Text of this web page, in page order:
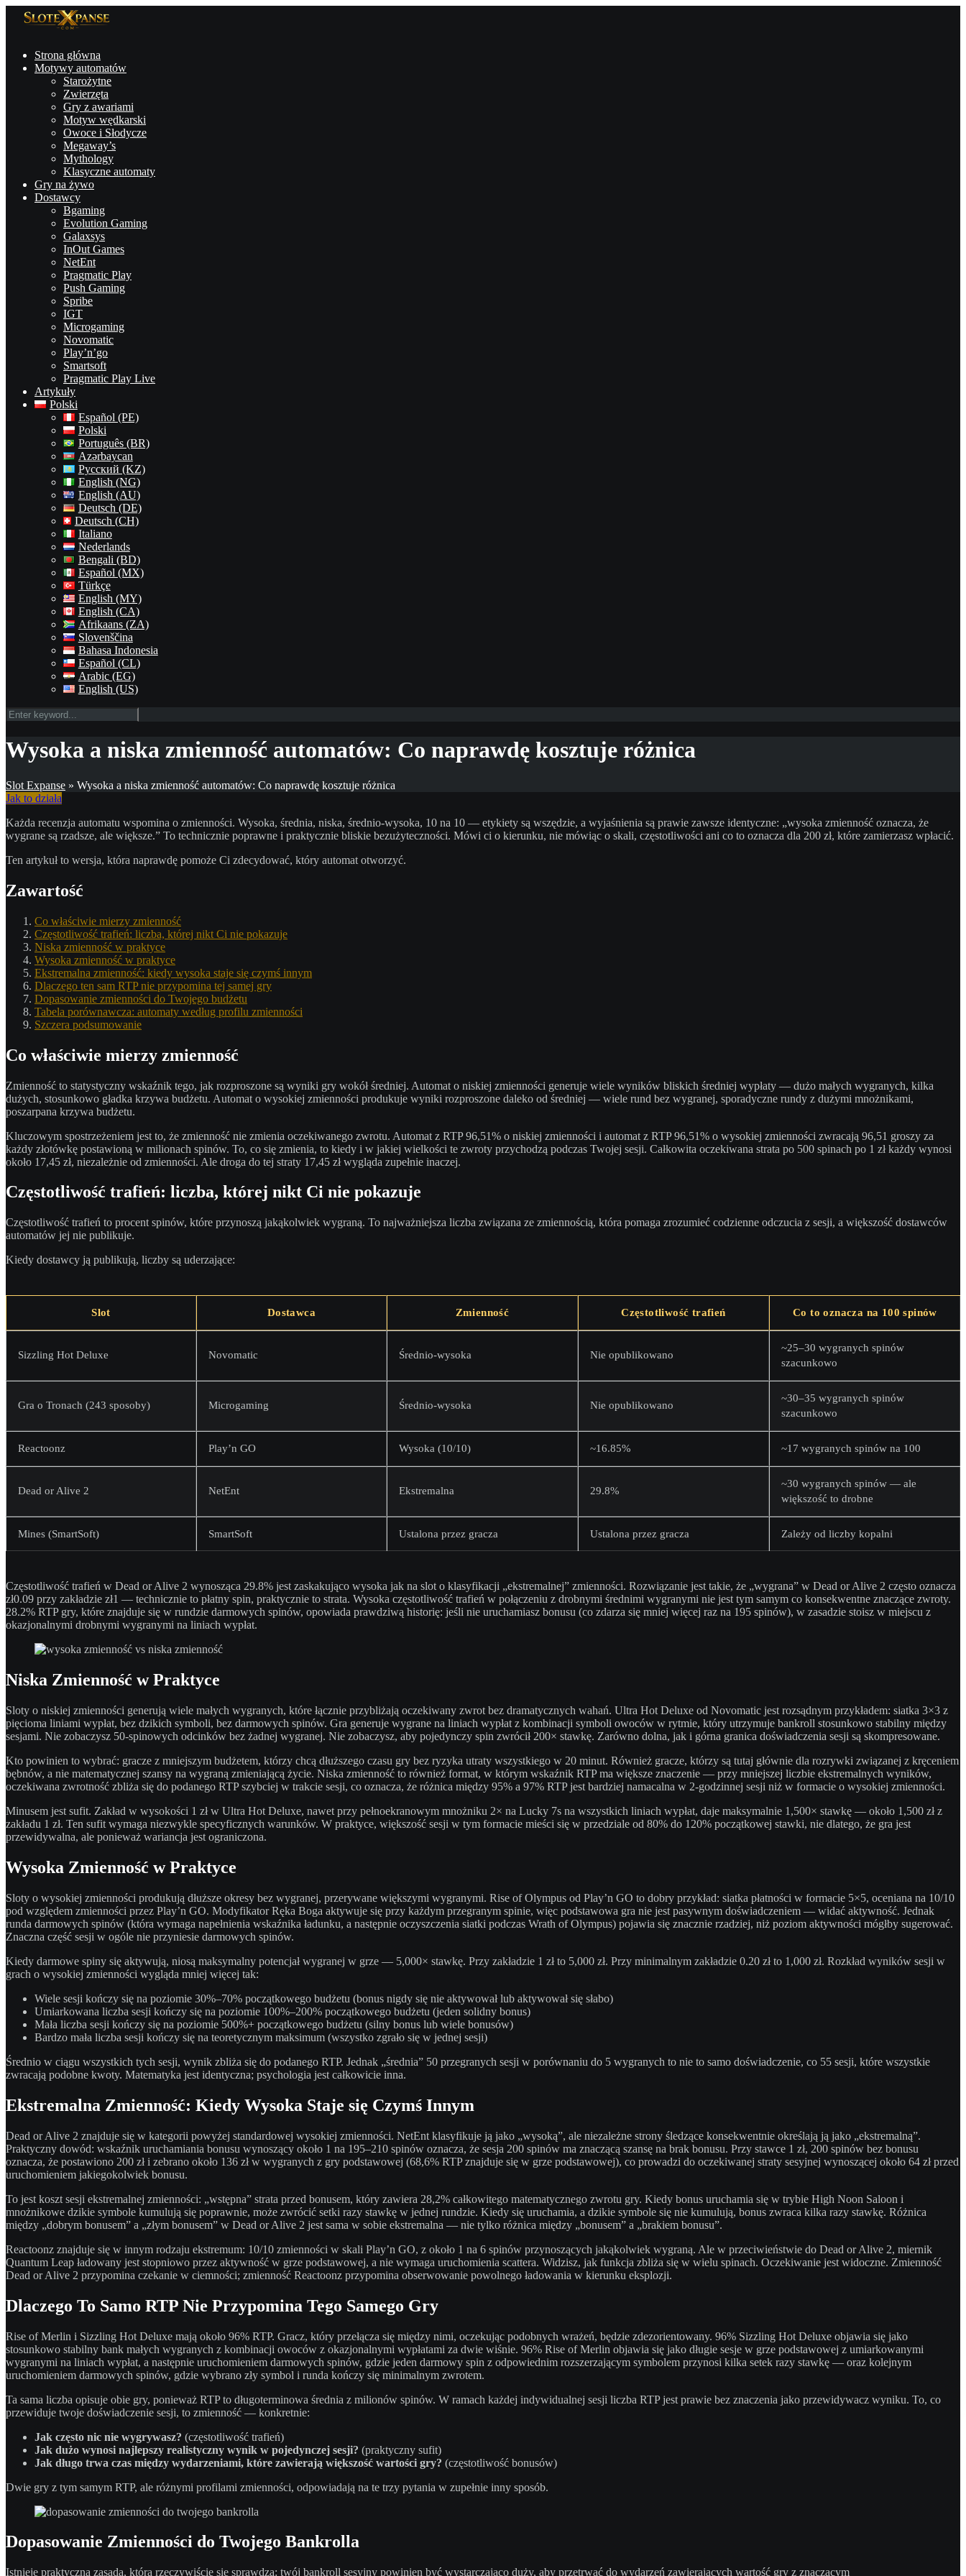
Strona główna
Motywy automatów
Starożytne
Zwierzęta
Gry z awariami
Motyw wędkarski
Owoce i Słodycze
Megaway’s
Mythology
Klasyczne automaty
Gry na żywo
Dostawcy
Bgaming
Evolution Gaming
Galaxsys
InOut Games
NetEnt
Pragmatic Play
Push Gaming
Spribe
IGT
Microgaming
Novomatic
Play’n’go
Smartsoft
Pragmatic Play Live
Artykuły
Polski
Español (PE)
Polski
Português (BR)
Azərbaycan
Русский (KZ)
English (NG)
English (AU)
Deutsch (DE)
Deutsch (CH)
Italiano
Nederlands
Bengali (BD)
Español (MX)
Türkçe
English (MY)
English (CA)
Afrikaans (ZA)
Slovenščina
Bahasa Indonesia
Español (CL)
Arabic (EG)
English (US)
Wysoka a niska zmienność automatów: Co naprawdę kosztuje różnica
Slot Expanse » Wysoka a niska zmienność automatów: Co naprawdę kosztuje różnica
Jak to działa
Każda recenzja automatu wspomina o zmienności. Wysoka, średnia, niska, średnio-wysoka, 10 na 10 — etykiety są wszędzie, a wyjaśnienia są prawie zawsze identyczne: „wysoka zmienność oznacza, że
wygrane są rzadsze, ale większe.” To technicznie poprawne i praktycznie bliskie bezużyteczności. Mówi ci o kierunku, nie mówiąc o skali, częstotliwości ani co to oznacza dla 200 zł, które zamierzasz wpłacić.
Ten artykuł to wersja, która naprawdę pomoże Ci zdecydować, który automat otworzyć.
Zawartość
Co właściwie mierzy zmienność
Częstotliwość trafień: liczba, której nikt Ci nie pokazuje
Niska zmienność w praktyce
Wysoka zmienność w praktyce
Ekstremalna zmienność: kiedy wysoka staje się czymś innym
Dlaczego ten sam RTP nie przypomina tej samej gry
Dopasowanie zmienności do Twojego budżetu
Tabela porównawcza: automaty według profilu zmienności
Szczera podsumowanie
Co właściwie mierzy zmienność
Zmienność to statystyczny wskaźnik tego, jak rozproszone są wyniki gry wokół średniej. Automat o niskiej zmienności generuje wiele wyników bliskich średniej wypłaty — dużo małych wygranych, kilka
dużych, stosunkowo gładka krzywa budżetu. Automat o wysokiej zmienności produkuje wyniki rozproszone daleko od średniej — wiele rund bez wygranej, sporadyczne rundy z dużymi mnożnikami,
poszarpana krzywa budżetu.
Kluczowym spostrzeżeniem jest to, że zmienność nie zmienia oczekiwanego zwrotu. Automat z RTP 96,51% o niskiej zmienności i automat z RTP 96,51% o wysokiej zmienności zwracają 96,51 groszy za
każdy złotówkę postawioną w milionach spinów. To, co się zmienia, to kiedy i w jakiej wielkości te zwroty przychodzą podczas Twojej sesji. Całkowita oczekiwana strata po 500 spinach po 1 zł każdy wynosi
około 17,45 zł, niezależnie od zmienności. Ale droga do tej straty 17,45 zł wygląda zupełnie inaczej.
Częstotliwość trafień: liczba, której nikt Ci nie pokazuje
Częstotliwość trafień to procent spinów, które przynoszą jakąkolwiek wygraną. To najważniejsza liczba związana ze zmiennością, która pomaga zrozumieć codzienne odczucia z sesji, a większość dostawców
automatów jej nie publikuje.
Kiedy dostawcy ją publikują, liczby są uderzające:
Slot Dostawca Zmienność Częstotliwość trafień Co to oznacza na 100 spinów
Sizzling Hot Deluxe Novomatic Średnio-wysoka Nie opublikowano
~25–30 wygranych spinów
szacunkowo
Gra o Tronach (243 sposoby) Microgaming Średnio-wysoka Nie opublikowano
~30–35 wygranych spinów
szacunkowo
Reactoonz Play’n GO Wysoka (10/10) ~16.85% ~17 wygranych spinów na 100
Dead or Alive 2 NetEnt Ekstremalna 29.8%
~30 wygranych spinów — ale
większość to drobne
Mines (SmartSoft) SmartSoft Ustalona przez gracza Ustalona przez gracza Zależy od liczby kopalni
Częstotliwość trafień w Dead or Alive 2 wynosząca 29.8% jest zaskakująco wysoka jak na slot o klasyfikacji „ekstremalnej” zmienności. Rozwiązanie jest takie, że „wygrana” w Dead or Alive 2 często oznacza
zł0.09 przy zakładzie zł1 — technicznie to płatny spin, praktycznie to strata. Wysoka częstotliwość trafień w połączeniu z drobnymi średnimi wygranymi nie jest tym samym co konsekwentne znaczące zwroty.
28.2% RTP gry, które znajduje się w rundzie darmowych spinów, opowiada prawdziwą historię: jeśli nie uruchamiasz bonusu (co zdarza się mniej więcej raz na 195 spinów), w zasadzie stoisz w miejscu z
okazjonalnymi drobnymi wygranymi na liniach wypłat.
Niska Zmienność w Praktyce
Sloty o niskiej zmienności generują wiele małych wygranych, które łącznie przybliżają oczekiwany zwrot bez dramatycznych wahań. Ultra Hot Deluxe od Novomatic jest rozsądnym przykładem: siatka 3×3 z
pięcioma liniami wypłat, bez dzikich symboli, bez darmowych spinów. Gra generuje wygrane na liniach wypłat z kombinacji symboli owoców w rytmie, który utrzymuje bankroll stosunkowo stabilny między
sesjami. Nie zobaczysz 50-spinowych odcinków bez żadnej wygranej. Nie zobaczysz, aby pojedynczy spin zwrócił 200× stawkę. Zarówno dolna, jak i górna granica doświadczenia sesji są skompresowane.
Kto powinien to wybrać: gracze z mniejszym budżetem, którzy chcą dłuższego czasu gry bez ryzyka utraty wszystkiego w 20 minut. Również gracze, którzy są tutaj głównie dla rozrywki związanej z kręceniem
bębnów, a nie matematycznej szansy na wygraną zmieniającą życie. Niska zmienność to również format, w którym wskaźnik RTP ma większe znaczenie — przy mniejszej liczbie ekstremalnych wyników,
oczekiwana zwrotność zbliża się do podanego RTP szybciej w trakcie sesji, co oznacza, że różnica między 95% a 97% RTP jest bardziej namacalna w 2-godzinnej sesji niż w formacie o wysokiej zmienności.
Minusem jest sufit. Zakład w wysokości 1 zł w Ultra Hot Deluxe, nawet przy pełnoekranowym mnożniku 2× na Lucky 7s na wszystkich liniach wypłat, daje maksymalnie 1,500× stawkę — około 1,500 zł z
zakładu 1 zł. Ten sufit wymaga niezwykle specyficznych warunków. W praktyce, większość sesji w tym formacie mieści się w przedziale od 80% do 120% początkowej stawki, nie dlatego, że gra jest
przewidywalna, ale ponieważ wariancja jest ograniczona.
Wysoka Zmienność w Praktyce
Sloty o wysokiej zmienności produkują dłuższe okresy bez wygranej, przerywane większymi wygranymi. Rise of Olympus od Play’n GO to dobry przykład: siatka płatności w formacie 5×5, oceniana na 10/10
pod względem zmienności przez Play’n GO. Modyfikator Ręka Boga aktywuje się przy każdym przegranym spinie, więc podstawowa gra nie jest pasywnym doświadczeniem — widać aktywność. Jednak
runda darmowych spinów (która wymaga napełnienia wskaźnika ładunku, a następnie oczyszczenia siatki podczas Wrath of Olympus) pojawia się znacznie rzadziej, niż poziom aktywności mógłby sugerować.
Znaczna część sesji w ogóle nie przyniesie darmowych spinów.
Kiedy darmowe spiny się aktywują, niosą maksymalny potencjał wygranej w grze — 5,000× stawkę. Przy zakładzie 1 zł to 5,000 zł. Przy minimalnym zakładzie 0.20 zł to 1,000 zł. Rozkład wyników sesji w
grach o wysokiej zmienności wygląda mniej więcej tak:
Wiele sesji kończy się na poziomie 30%–70% początkowego budżetu (bonus nigdy się nie aktywował lub aktywował się słabo)
Umiarkowana liczba sesji kończy się na poziomie 100%–200% początkowego budżetu (jeden solidny bonus)
Mała liczba sesji kończy się na poziomie 500%+ początkowego budżetu (silny bonus lub wiele bonusów)
Bardzo mała liczba sesji kończy się na teoretycznym maksimum (wszystko zgrało się w jednej sesji)
Średnio w ciągu wszystkich tych sesji, wynik zbliża się do podanego RTP. Jednak „średnia” 50 przegranych sesji w porównaniu do 5 wygranych to nie to samo doświadczenie, co 55 sesji, które wszystkie
zwracają podobne kwoty. Matematyka jest identyczna; psychologia jest całkowicie inna.
Ekstremalna Zmienność: Kiedy Wysoka Staje się Czymś Innym
Dead or Alive 2 znajduje się w kategorii powyżej standardowej wysokiej zmienności. NetEnt klasyfikuje ją jako „wysoką”, ale niezależne strony śledzące konsekwentnie określają ją jako „ekstremalną”.
Praktyczny dowód: wskaźnik uruchamiania bonusu wynoszący około 1 na 195–210 spinów oznacza, że sesja 200 spinów ma znaczącą szansę na brak bonusu. Przy stawce 1 zł, 200 spinów bez bonusu
oznacza, że postawiono 200 zł i zebrano około 136 zł w wygranych z gry podstawowej (68,6% RTP znajduje się w grze podstawowej), co prowadzi do oczekiwanej straty sesyjnej wynoszącej około 64 zł przed
uruchomieniem jakiegokolwiek bonusu.
To jest koszt sesji ekstremalnej zmienności: „wstępna” strata przed bonusem, który zawiera 28,2% całkowitego matematycznego zwrotu gry. Kiedy bonus uruchamia się w trybie High Noon Saloon i
mnożnikowe dzikie symbole kumulują się poprawnie, może zwrócić setki razy stawkę w jednej rundzie. Kiedy się uruchamia, a dzikie symbole się nie kumulują, bonus zwraca kilka razy stawkę. Różnica
między „dobrym bonusem” a „złym bonusem” w Dead or Alive 2 jest sama w sobie ekstremalna — nie tylko różnica między „bonusem” a „brakiem bonusu”.
Reactoonz znajduje się w innym rodzaju ekstremum: 10/10 zmienności w skali Play’n GO, z około 1 na 6 spinów przynoszących jakąkolwiek wygraną. Ale w przeciwieństwie do Dead or Alive 2, miernik
Quantum Leap ładowany jest stopniowo przez aktywność w grze podstawowej, a nie wymaga uruchomienia scattera. Widzisz, jak funkcja zbliża się w wielu spinach. Oczekiwanie jest widoczne. Zmienność
Dead or Alive 2 przypomina czekanie w ciemności; zmienność Reactoonz przypomina obserwowanie powolnego ładowania w kierunku eksplozji.
Dlaczego To Samo RTP Nie Przypomina Tego Samego Gry
Rise of Merlin i Sizzling Hot Deluxe mają około 96% RTP. Gracz, który przełącza się między nimi, oczekując podobnych wrażeń, będzie zdezorientowany. 96% Sizzling Hot Deluxe objawia się jako
stosunkowo stabilny bank małych wygranych z kombinacji owoców z okazjonalnymi wypłatami za dwie wiśnie. 96% Rise of Merlin objawia się jako długie sesje w grze podstawowej z umiarkowanymi
wygranymi na liniach wypłat, a następnie uruchomieniem darmowych spinów, gdzie jeden darmowy spin z odpowiednim rozszerzającym symbolem przynosi kilka setek razy stawkę — oraz kolejnym
uruchomieniem darmowych spinów, gdzie wybrano zły symbol i runda kończy się minimalnym zwrotem.
Ta sama liczba opisuje obie gry, ponieważ RTP to długoterminowa średnia z milionów spinów. W ramach każdej indywidualnej sesji liczba RTP jest prawie bez znaczenia jako przewidywacz wyniku. To, co
przewiduje twoje doświadczenie sesji, to zmienność — konkretnie:
Jak często nic nie wygrywasz? (częstotliwość trafień)
Jak dużo wynosi najlepszy realistyczny wynik w pojedynczej sesji? (praktyczny sufit)
Jak długo trwa czas między wydarzeniami, które zawierają większość wartości gry? (częstotliwość bonusów)
Dwie gry z tym samym RTP, ale różnymi profilami zmienności, odpowiadają na te trzy pytania w zupełnie inny sposób.
Dopasowanie Zmienności do Twojego Bankrolla
Istnieje praktyczna zasada, która rzeczywiście się sprawdza: twój bankroll sesyjny powinien być wystarczająco duży, aby przetrwać do wydarzeń zawierających wartość gry z znaczącym